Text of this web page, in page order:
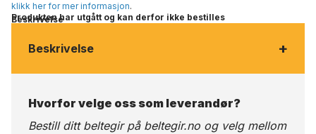
klikk her for mer informasjon.
Beskrivelse
Produkten har utgått og kan derfor ikke bestilles
Beskrivelse +
Hvorfor velge oss som leverandør?
Bestill ditt beltegir på beltegir.no og velg mellom